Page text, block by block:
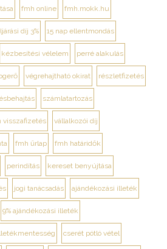
fmh online fmh.mokk.hu
díj 3% 15 nap ellentmondás
kézbesítési vélelem perré alakulás
végrehajtható okirat részletfizetés
számlatartozás
visszafizetés vállalkozói díj
fmh űrlap fmh határidők
perindítás kereset benyújtása
jogi tanácsadás ajándékozási illeték
9% ajándékozási illeték
cserét pótló vétel